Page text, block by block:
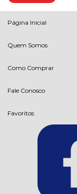
Página Inicial
Quem Somos
Como Comprar
Fale Conosco
Favoritos